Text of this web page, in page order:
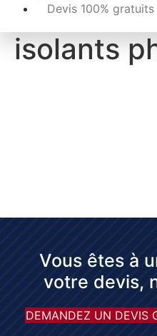
Devis 100% gratuits
isolants
Vous êtes à
votre devis,
DEMANDEZ UN DEVIS